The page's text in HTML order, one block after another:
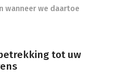
wanneer we daartoe
tot uw